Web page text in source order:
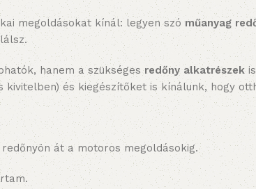
megoldásokat kínál: legyen szóműanyag
hanem a szükségesredőny alkatrészek
és kiegészítőket is kínálunk, hogy
át a motoros megoldásokig.